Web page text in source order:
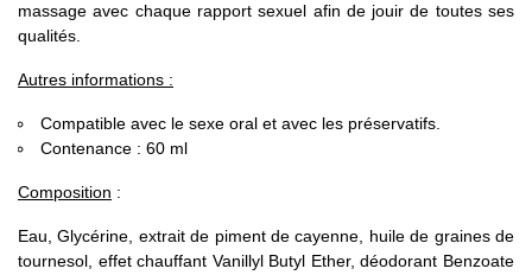
massage avec chaque rapport sexuel afin de jouir de toutes ses
qualités.
Autres informations :
Compatible avec le sexe oral et avec les préservatifs.
Contenance : 60 ml
Composition :
Eau, Glycérine, extrait de piment de cayenne, huile de graines de
tournesol, effet chauffant Vanillyl Butyl Ether, déodorant Benzoate